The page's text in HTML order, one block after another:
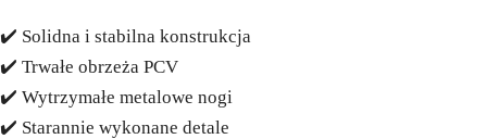
✔️ Solidna i stabilna konstrukcja
✔️ Trwałe obrzeża PCV
✔️ Wytrzymałe metalowe nogi
✔️ Starannie wykonane detale